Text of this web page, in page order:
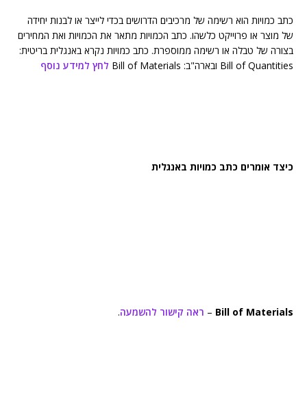
כתב כמויות הוא רשימה של מרכיבים הדרושים בכדי לייצר או לבנות יחידה
של מוצר או פרוייקט כלשהו. כתב הכמויות מתאר את הכמויות ואת המחירים
בצורה של טבלה או רשימה ממוספרת. כתב כמויות נקרא באנגלית בריטית:
Bill of Quantities ובארה"ב: Bill of Materials
לחץ למידע נוסף
כיצד אומרים כתב כמויות באנגלית
Bill of Materials
– ראה קישור להשמעה.